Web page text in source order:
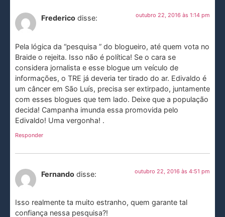
Frederico disse: outubro 22, 2016 às 1:14 pm
Pela lógica da “pesquisa ” do blogueiro, até quem vota no
Braide o rejeita. Isso não é política! Se o cara se
considera jornalista e esse blogue um veículo de
informações, o TRE já deveria ter tirado do ar. Edivaldo é
um câncer em São Luís, precisa ser extirpado, juntamente
com esses blogues que tem lado. Deixe que a população
decida! Campanha imunda essa promovida pelo
Edivaldo! Uma vergonha! .
Responder
Fernando disse: outubro 22, 2016 às 4:51 pm
Isso realmente ta muito estranho, quem garante tal
confiança nessa pesquisa?!